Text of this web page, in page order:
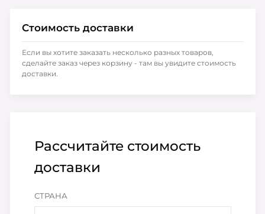
Рассчитайте стоимость
доставки
СТРАНА
Стоимость доставки
Если вы хотите заказать несколько разных товаров,
сделайте заказ через корзину - там вы увидите стоимость
доставки.